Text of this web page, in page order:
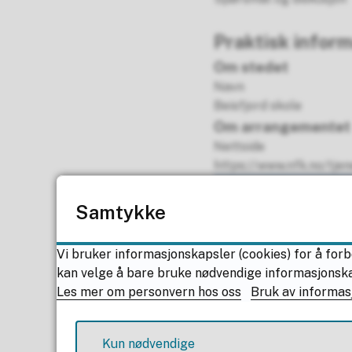
d
r
f
i
l
(
i
c
Praktisk
Om stedet
Navn
Beisfjord skole
Om arrangementet
Nettside
https://www.nfk.no/
d
e
i
o
Samtykke
Vi bruker informasjonskapsler (cookies) for å
kan velge å bare bruke nødvendige
Les mer om personvern hos oss
Bruk av
Kun nødvendige